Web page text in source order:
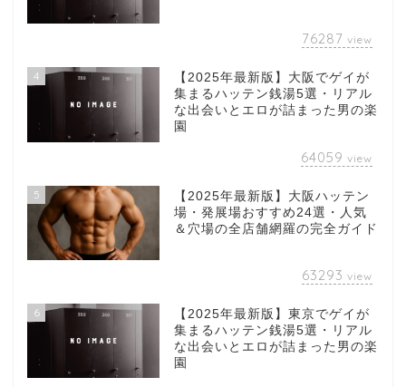
76287 view
4
【2025年最新版】大阪でゲイが
集まるハッテン銭湯5選・リアル
な出会いとエロが詰まった男の楽
園
64059 view
5
【2025年最新版】大阪ハッテン
場・発展場おすすめ24選・人気
＆穴場の全店舗網羅の完全ガイド
63293 view
6
【2025年最新版】東京でゲイが
集まるハッテン銭湯5選・リアル
な出会いとエロが詰まった男の楽
園